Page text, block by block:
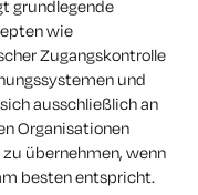
grundlegende
wie
Zugangskontrolle
und
ausschließlich an
Organisationen
übernehmen, wenn
besten entspricht.